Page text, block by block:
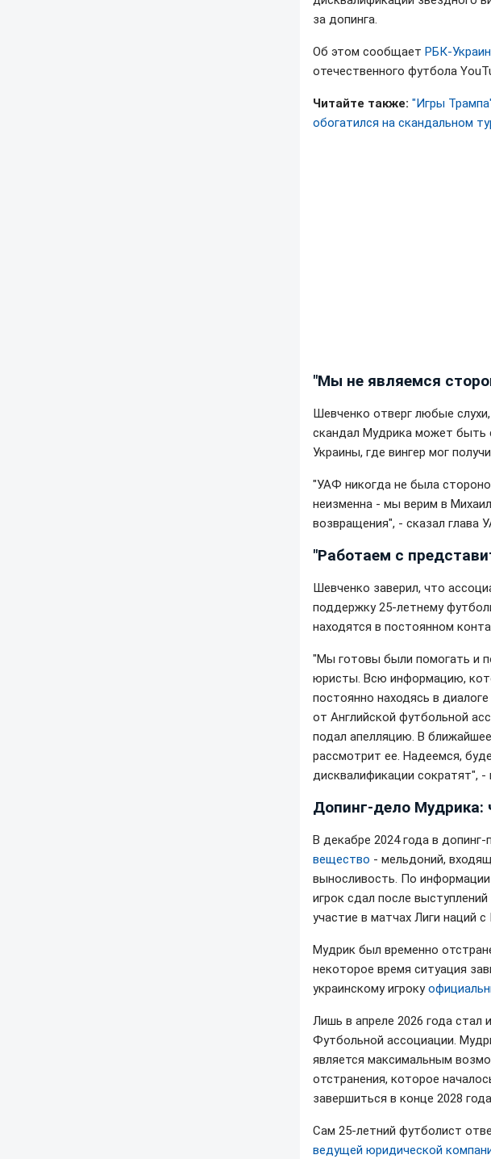
за допинга.
Об этом сообщает РБК-
отечественного футбола
Читайте также: "Игры
обогатился на скандальном
"Мы не являемся
Шевченко отверг любые
скандал Мудрика может быть
Украины, где вингер мог
"УАФ никогда не была
неизменна - мы верим в
возвращения", - сказал глава
"Работаем с
Шевченко заверил, что
поддержку 25-летнему
находятся в постоянном
"Мы готовы были помогать и
юристы. Всю информацию,
постоянно находясь в
от Английской футбольной
подал апелляцию. В
рассмотрит ее. Надеемся,
дисквалификации сократят", -
Допинг-дело Мудрика:
В декабре 2024 года в
вещество - мельдоний,
выносливость. По
игрок сдал после
участие в матчах Лиги наций с
Мудрик был временно
некоторое время ситуация
украинскому игроку
Лишь в апреле 2026 года стал
Футбольной ассоциации.
является максимальным
отстранения, которое
завершиться в конце 2028
Сам 25-летний футболист
ведущей юридической